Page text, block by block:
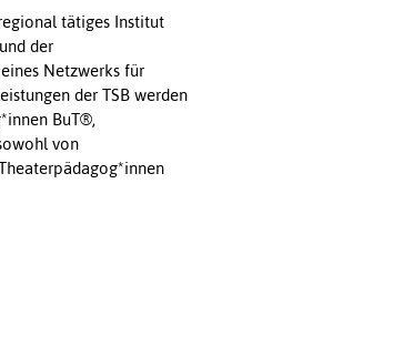
tätiges Institut
der
Netzwerks für
der TSB werden
BuT®,
von